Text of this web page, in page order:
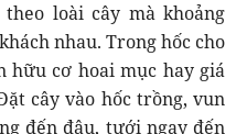
loài cây mà khoảng
nhau. Trong hốc cho
hữu cơ hoai mục hay giá
cây vào hốc trồng, vun
đến đâu, tưới ngay đến